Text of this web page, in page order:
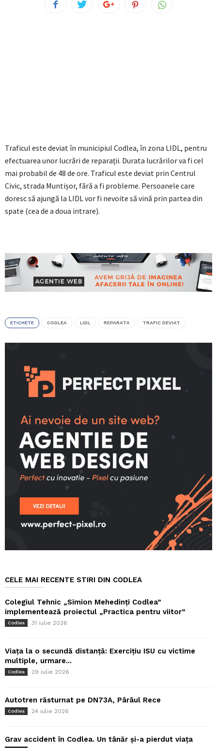
Traficul este deviat în municipiul Codlea, în zona LIDL, pentru
efectuarea unor lucrări de reparații. Durata lucrărilor va fi cel
mai probabil de 48 de ore. Traficul este deviat prin Centrul
Civic, strada Muntișor, fără a fi probleme. Persoanele care
doresc să ajungă la LIDL vor fi nevoite să vină prin partea din
spate (cea de a doua intrare).
ETICHETE CODLEA LIDL REPARATII TRAFIC DEVIAT
CELE MAI RECENTE STIRI DIN CODLEA
Colegiul Tehnic „Simion Mehedinți Codlea”
implementează proiectul „Practica pentru viitor”
Codlea 31 iulie 2026
Viața la o secundă distanță: Exercițiu ISU cu victime
multiple, urmare...
Codlea 29 iulie 2026
Autotren răsturnat pe DN73A, Pârâul Rece
Codlea 24 iulie 2026
Grav accident în Codlea. Un tânăr și-a pierdut viața